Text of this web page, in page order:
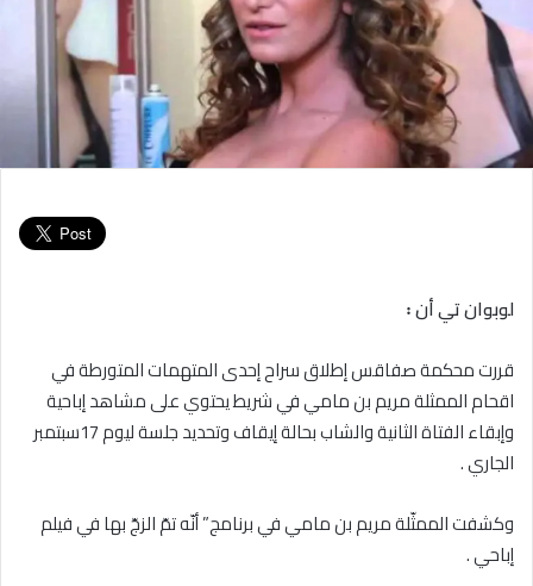
لوبوان تي أن ꞉
قررت محكمة صفاقس إطلاق سراح إحدى المتهمات المتورطة في
اقحام الممثلة مريم بن مامي في شريط يحتوي على مشاهد إباحية
وإبقاء الفتاة الثانية والشاب بحالة إيقاف وتحديد جلسة ليوم 17سبتمبر
الجاري .
وكشفت الممثّلة مريم بن مامي في برنامج” أنّه تمّ الزجّ بها في فيلم
إباحي .